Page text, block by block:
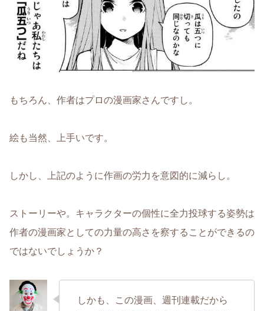
もちろん、作者はプロの漫画家さんですし。
絵も当然、上手いです。
しかし、上記のように作画の労力を意図的に減らし。
ストーリーや。キャラクターの個性に全力投球する姿勢は
作者の漫画家としての力量の高さを察することができるの
ではないでしょうか？
しかも、この漫画、週刊連載だから